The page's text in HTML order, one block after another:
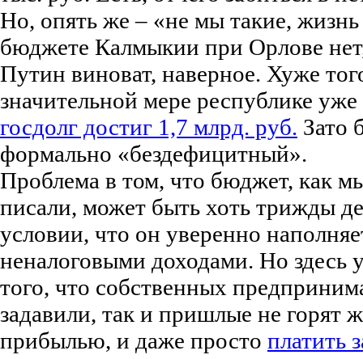
Но, опять же – «не мы такие, жизнь
бюджете Калмыкии при Орлове
Путин виноват, наверное. Хуже
значительной мере республике
госдолг достиг 1,7 млрд. руб. Зато
формально «бездефицитный».
Проблема в том, что бюджет, как
писали, может быть хоть трижды
условии, что он уверенно
неналоговыми доходами. Но здесь
того, что собственных
задавили, так и пришлые не горят
прибылью, и даже просто платить